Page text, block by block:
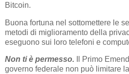
Bitcoin.
Buona fortuna nel sottomettere le
metodi di miglioramento della
eseguono sui loro telefoni e
Non ti è permesso. Il Primo
governo federale non può limitare